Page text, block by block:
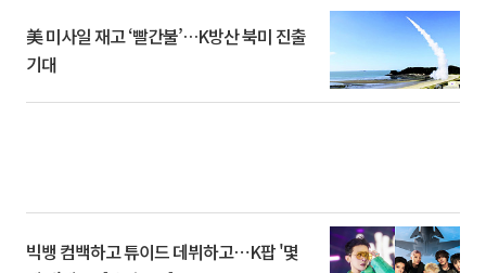
美 미사일 재고 ‘빨간불’…K방산 북미 진출
기대
빅뱅 컴백하고 튜이드 데뷔하고⋯K팝 '몇